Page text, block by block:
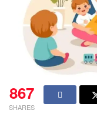
867
SHARES